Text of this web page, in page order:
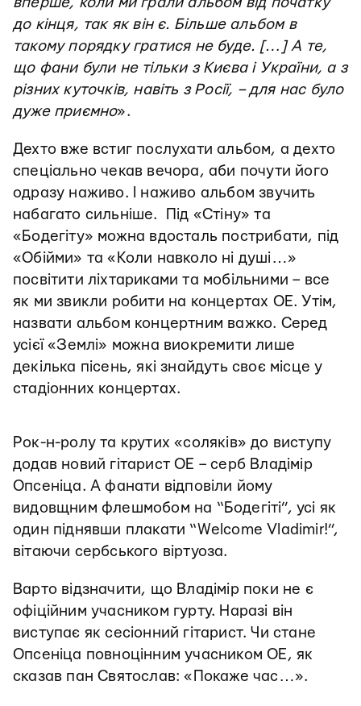
до кінця, так як він є. Більше альбом в
такому порядку гратися не буде. […] А те,
що фани були не тільки з Києва і України, а з
різних куточків, навіть з Росії, – для нас було
дуже приємно».
Дехто вже встиг послухати альбом, а дехто
спеціально чекав вечора, аби почути його
одразу наживо. І наживо альбом звучить
набагато сильніше. Під «Стіну» та
«Бодегіту» можна вдосталь пострибати, під
«Обійми» та «Коли навколо ні душі…»
посвітити ліхтариками та мобільними – все
як ми звикли робити на концертах ОЕ. Утім,
назвати альбом концертним важко. Серед
усієї «Землі» можна виокремити лише
декілька пісень, які знайдуть своє місце у
стадіонних концертах.
Рок-н-ролу та крутих «соляків» до виступу
додав новий гітарист ОЕ – серб Владімір
Опсеніца. А фанати відповіли йому
видовщним флешмобом на “Бодегіті”, усі як
один піднявши плакати “Welcome Vladimir!”,
вітаючи сербського віртуоза.
Варто відзначити, що Владімір поки не є
офіційним учасником гурту. Наразі він
виступає як сесіонний гітарист. Чи стане
Опсеніца повноцінним учасником ОЕ, як
сказав пан Святослав: «Покаже час…».